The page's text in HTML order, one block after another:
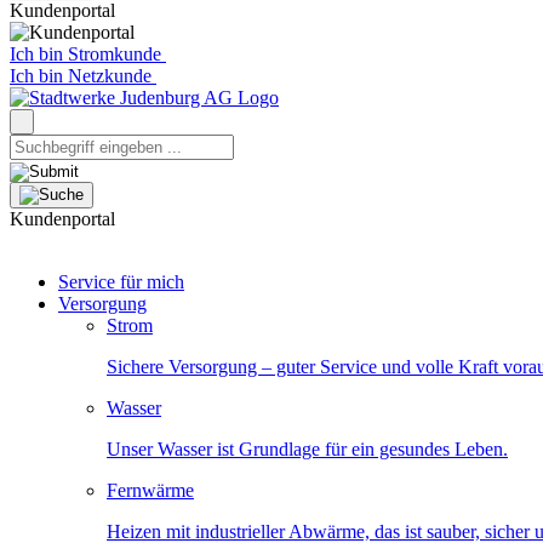
Kundenportal
Ich bin Stromkunde
Ich bin Netzkunde
Kundenportal
Service für mich
Versorgung
Strom
Sichere Versorgung – guter Service und volle Kraft
Wasser
Unser Wasser ist Grundlage für ein gesundes Leben.
Fernwärme
Heizen mit industrieller Abwärme, das ist sauber, sicher